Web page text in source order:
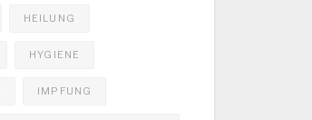
HEILUNG
HYGIENE
IMPFUNG